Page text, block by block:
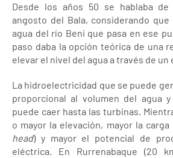
Desde los años 50 se hablaba
angosto del Bala, considerando
agua del río Beni que pasa en ese
paso daba la opción teórica de una
elevar el nivel del agua a través de un
La hidroelectricidad que se puede
proporcional al volumen del agua
puede caer hasta las turbinas.
o mayor la elevación, mayor la carga
head) y mayor el potencial de
eléctrica. En Rurrenabaque (20